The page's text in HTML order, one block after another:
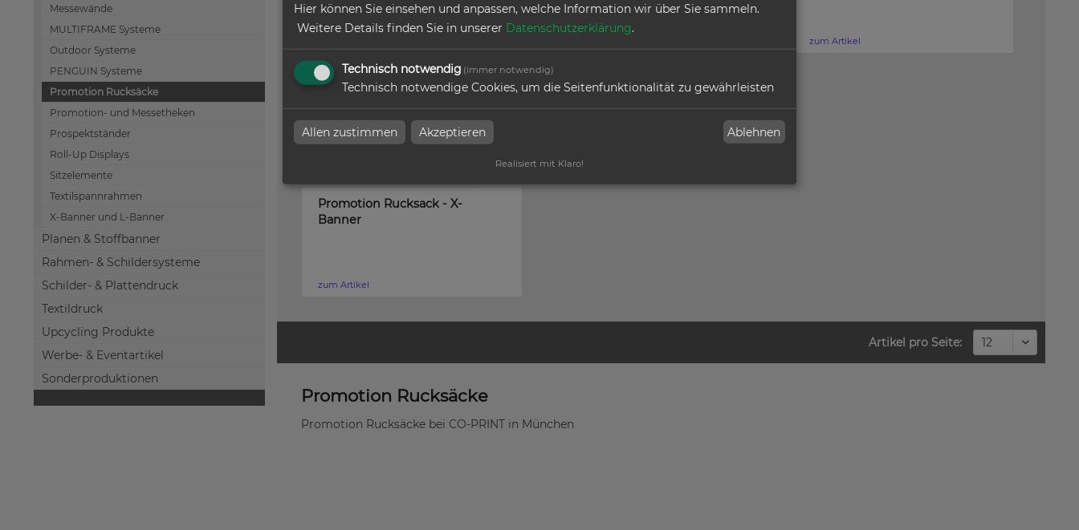
Messewände
MULTIFRAME Systeme
Outdoor Systeme
PENGUIN Systeme
Promotion Rucksäcke
Promotion- und Messetheken
Prospektständer
Roll-Up Displays
Sitzelemente
Textilspannrahmen
X-Banner und L-Banner
Planen & Stoffbanner
Rahmen- & Schildersysteme
Schilder- & Plattendruck
Textildruck
Upcycling Produkte
Werbe- & Eventartikel
Sonderproduktionen
zum Artikel
Promotion Rucksack - X-
Banner
zum Artikel
Artikel pro Seite:
Promotion Rucksäcke
Promotion Rucksäcke bei CO-PRINT in München
Hier können Sie einsehen und anpassen, welche Information wir über Sie sammeln.
Weitere Details finden Sie in unserer Datenschutzerklärung.
Technisch notwendig (immer notwendig)
Technisch notwendige Cookies, um die Seitenfunktionalität zu gewährleisten
Allen zustimmen Akzeptieren Ablehnen
Realisiert mit Klaro!